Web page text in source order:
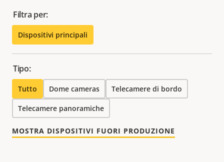
Filtra per:
Dispositivi principali
Tipo:
Tutto Dome cameras Telecamere di bordo
Telecamere panoramiche
MOSTRA DISPOSITIVI FUORI PRODUZIONE